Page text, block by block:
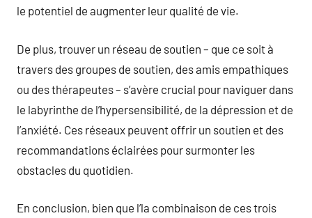
le potentiel de augmenter leur qualité de vie.
De plus, trouver un réseau de soutien – que ce soit à
travers des groupes de soutien, des amis empathiques
ou des thérapeutes – s’avère crucial pour naviguer dans
le labyrinthe de l’hypersensibilité, de la dépression et de
l’anxiété. Ces réseaux peuvent offrir un soutien et des
recommandations éclairées pour surmonter les
obstacles du quotidien.
En conclusion, bien que l’la combinaison de ces trois